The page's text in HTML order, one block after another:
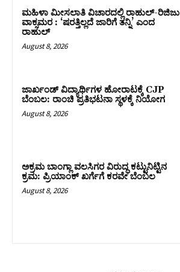
ಮಹಿಳಾ ಮೀಸಲಾತಿ ವಿಚಾರದಲ್ಲಿ ರಾಹುಲ್‌-ರಿಜಿಜು
ವಾಕ್ಸಮರ : ‘ಷರತ್ತಿಲ್ಲದೆ ಜಾರಿಗೆ ತನ್ನಿ’ ಎಂದ
ರಾಹುಲ್‌
August 8, 2026
ಜಾರ್ಖಂಡ್‌ ವಿದ್ಯಾರ್ಥಿಗಳ ಹೋರಾಟಕ್ಕೆ CJP
ಬೆಂಬಲ: ರಾಂಚಿ ಪ್ರತಿಭಟನಾ ಸ್ಥಳಕ್ಕೆ ನಿಯೋಗ
August 8, 2026
ಅಕ್ರಮ ಬಾಂಗ್ಲಾ ವಲಸಿಗರ ವಿರುದ್ಧ ಕಟ್ಟುನಿಟ್ಟಿನ
ಕ್ರಮ: ಪ್ರಿಯಾಂಕ್ ಖರ್ಗೆಗೆ ಕರವೇ ಬೆಂಬಲ
August 8, 2026